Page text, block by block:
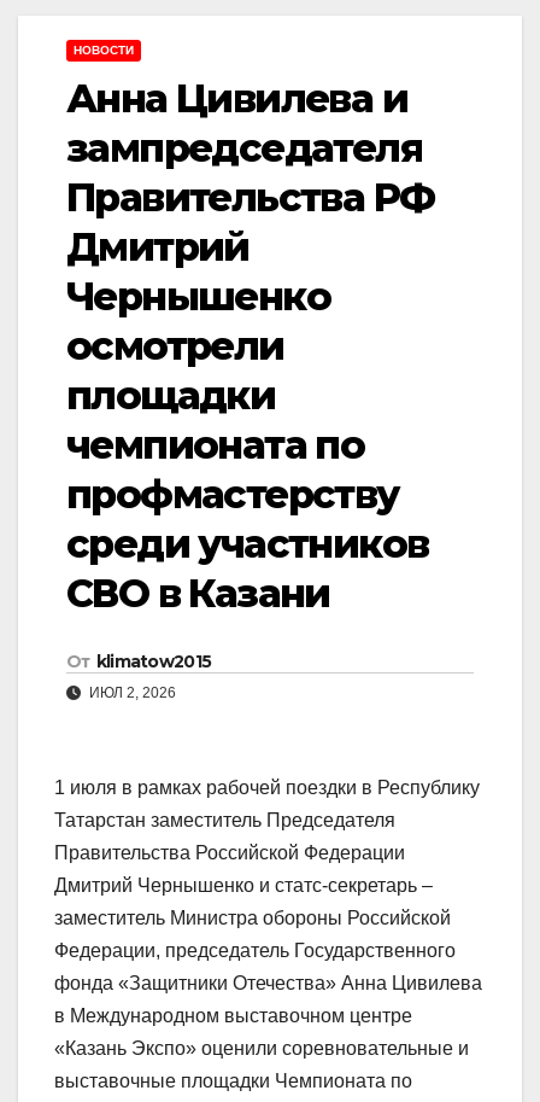
НОВОСТИ
Анна Цивилева и
зампредседателя
Правительства РФ
Дмитрий
Чернышенко
осмотрели
площадки
чемпионата по
профмастерству
среди участников
СВО в Казани
От klimatow2015
ИЮЛ 2, 2026
1 июля в рамках рабочей поездки в Республику
Татарстан заместитель Председателя
Правительства Российской Федерации
Дмитрий Чернышенко и статс-секретарь –
заместитель Министра обороны Российской
Федерации, председатель Государственного
фонда «Защитники Отечества» Анна Цивилева
в Международном выставочном центре
«Казань Экспо» оценили соревновательные и
выставочные площадки Чемпионата по